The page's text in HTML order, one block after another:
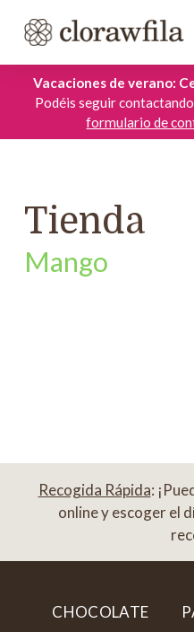
Vacaciones de verano:
Podéis seguir
formulario de
Tienda
Mango
Recogida Rápida:
online y escoger el
CHOCOLATE